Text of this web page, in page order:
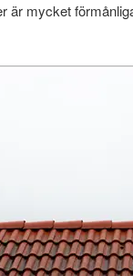
är mycket